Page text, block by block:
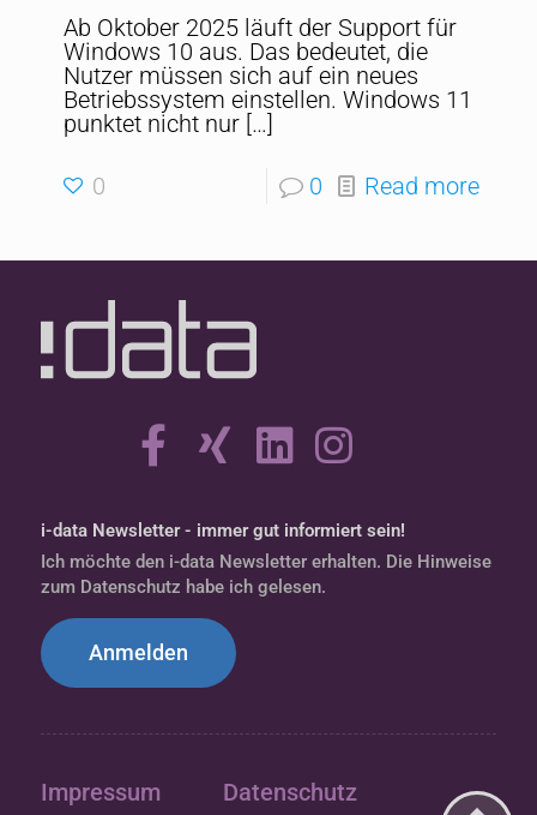
Ab Oktober 2025 läuft der Support für
Windows 10 aus. Das bedeutet, die
Nutzer müssen sich auf ein neues
Betriebssystem einstellen. Windows 11
punktet nicht nur […]
0 0 Read more
i-data Newsletter - immer gut informiert sein!
Ich möchte den i-data Newsletter erhalten. Die Hinweise
zum Datenschutz habe ich gelesen.
Anmelden
Impressum Datenschutz